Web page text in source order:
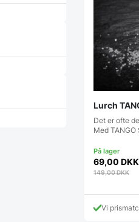
Lurch
Det er ofte
Med
69,00 DKK
149,00DKK
Vi